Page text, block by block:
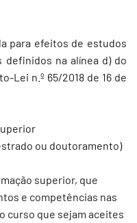
para efeitos de estudos
na alínea d) do
Lei n.º 65/2018 de 16 de
ou doutoramento)
superior, que
e competências nas
curso que sejam aceites